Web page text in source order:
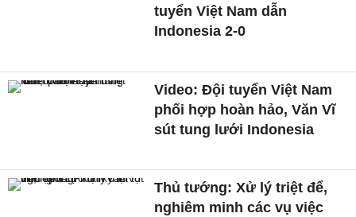
tuyển Việt Nam dẫn
Indonesia 2-0
Video: Đội tuyển Việt Nam
phối hợp hoàn hảo, Văn Vĩ
sút tung lưới Indonesia
Thủ tướng: Xử lý triệt để,
nghiêm minh các vụ việc